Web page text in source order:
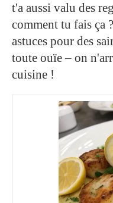
t'a aussi valu des
comment tu fais ça
astuces pour des
toute ouïe – on
cuisine !